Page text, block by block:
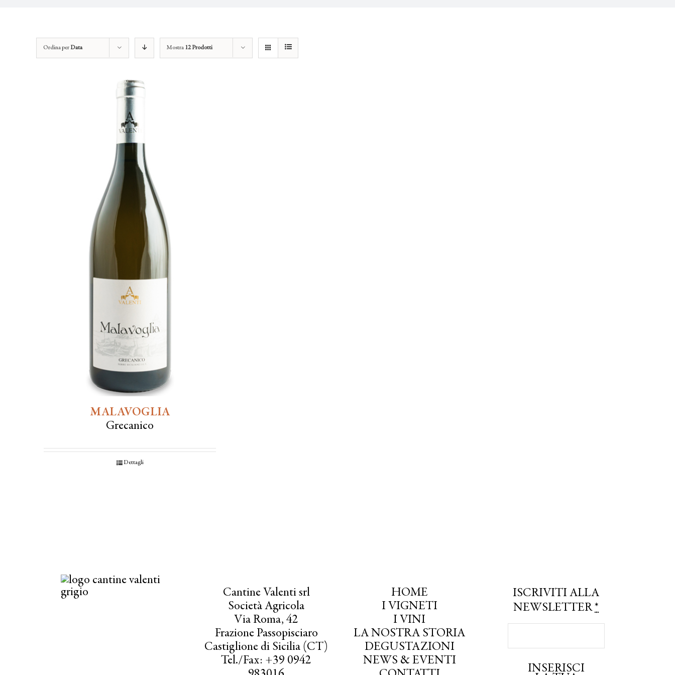
Ordina perData Mostra 12 Prodotti
MALAVOGLIA
Grecanico
Dettagli
Cantine Valenti srl
Società Agricola
Via Roma, 42
Frazione Passopisciaro
Castiglione di Sicilia (CT)
Tel./Fax: +39 0942
HOME
I VIGNETI
I VINI
LA NOSTRA STORIA
DEGUSTAZIONI
NEWS & EVENTI
ISCRIVITI ALLA
NEWSLETTER*
INSERISCI